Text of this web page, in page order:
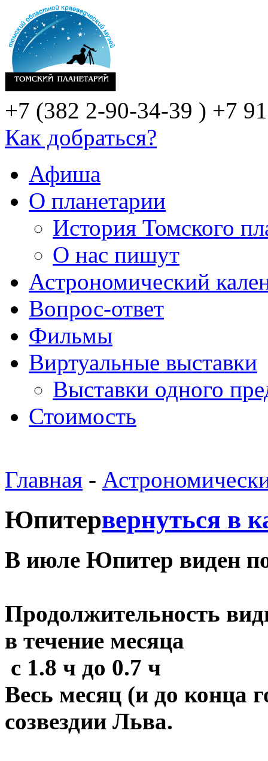
+7 (382 2-90-34-39 ) +7
Как добраться?
Афиша
О планетарии
История Томского
О нас пишут
Астрономический
Вопрос-ответ
Фильмы
Виртуальные выставки
Выставки одного
Стоимость
Главная -
Юпитервернуться в
В июле Юпитер виден
Продолжительность
в течение месяца
с 1.8 ч до 0.7 ч
Весь месяц (и до конца
созвездии Льва.